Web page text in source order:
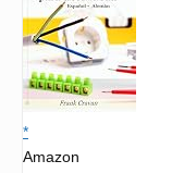
*
Amazon